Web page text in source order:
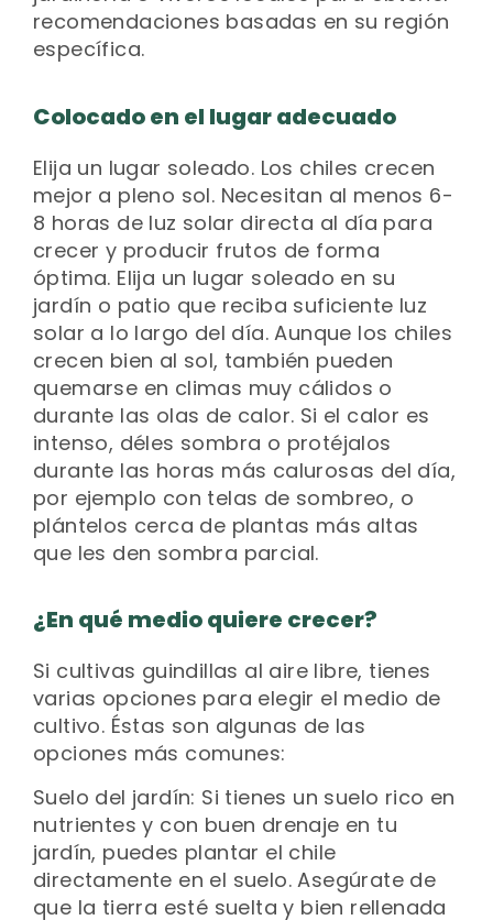
recomendaciones basadas en su región
específica.
Colocado en el lugar adecuado
Elija un lugar soleado. Los chiles crecen
mejor a pleno sol. Necesitan al menos 6-
8 horas de luz solar directa al día para
crecer y producir frutos de forma
óptima. Elija un lugar soleado en su
jardín o patio que reciba suficiente luz
solar a lo largo del día. Aunque los chiles
crecen bien al sol, también pueden
quemarse en climas muy cálidos o
durante las olas de calor. Si el calor es
intenso, déles sombra o protéjalos
durante las horas más calurosas del día,
por ejemplo con telas de sombreo, o
plántelos cerca de plantas más altas
que les den sombra parcial.
¿En qué medio quiere crecer?
Si cultivas guindillas al aire libre, tienes
varias opciones para elegir el medio de
cultivo. Éstas son algunas de las
opciones más comunes:
Suelo del jardín: Si tienes un suelo rico en
nutrientes y con buen drenaje en tu
jardín, puedes plantar el chile
directamente en el suelo. Asegúrate de
que la tierra esté suelta y bien rellenada